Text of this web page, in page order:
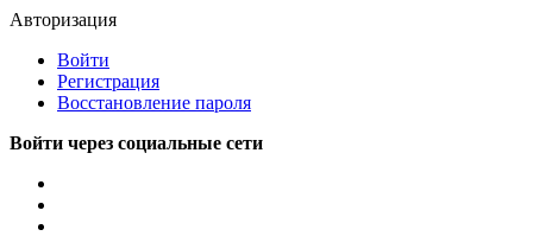
Авторизация
Войти
Регистрация
Восстановление пароля
Войти через социальные сети